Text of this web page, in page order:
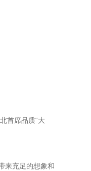
首席品质“大
来充足的想象和